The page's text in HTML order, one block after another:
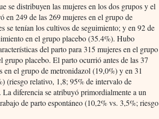
se distribuyen las mujeres en los dos grupos y el
en 249 de las 269 mujeres en el grupo de
se tenían los cultivos de seguimiento; y en 92 de
en el grupo placebo (35.4%). Hubo
del parto para 315 mujeres en el grupo
grupo placebo. El parto ocurrió antes de las 37
en el grupo de metronidazol (19,0%) y en 31
(riesgo relativo, 1,8; 95% de intervalo de
diferencia se atribuyó primordialmente a un
de parto espontáneo (10,2% vs. 3,5%; riesgo